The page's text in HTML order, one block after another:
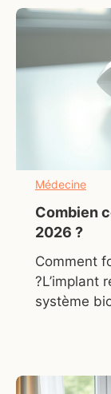
Médecine
Combien
2026 ?
Comment
?L’implant
système